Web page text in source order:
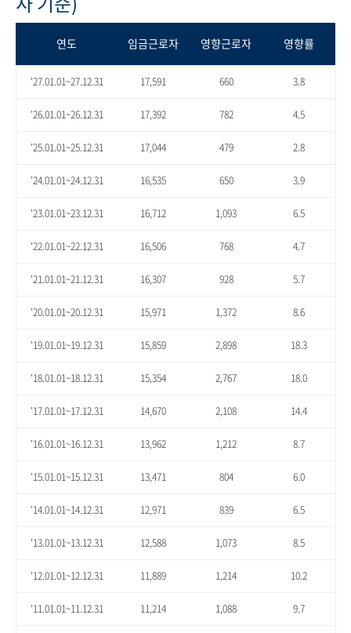
연도 임금근로자 영향근로자 영향률
'27.01.01~27.12.31 17,591 660 3.8
'26.01.01~26.12.31 17,392 782 4.5
'25.01.01~25.12.31 17,044 479 2.8
'24.01.01~24.12.31 16,535 650 3.9
'23.01.01~23.12.31 16,712 1,093 6.5
'22.01.01~22.12.31 16,506 768 4.7
'21.01.01~21.12.31 16,307 928 5.7
'20.01.01~20.12.31 15,971 1,372 8.6
'19.01.01~19.12.31 15,859 2,898 18.3
'18.01.01~18.12.31 15,354 2,767 18.0
'17.01.01~17.12.31 14,670 2,108 14.4
'16.01.01~16.12.31 13,962 1,212 8.7
'15.01.01~15.12.31 13,471 804 6.0
'14.01.01~14.12.31 12,971 839 6.5
'13.01.01~13.12.31 12,588 1,073 8.5
'12.01.01~12.12.31 11,889 1,214 10.2
'11.01.01~11.12.31 11,214 1,088 9.7